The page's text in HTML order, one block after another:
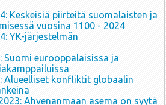
Keskeisiä piirteitä suomalaisten ja
vuosina 1100 - 2024
YK-järjestelmän
Suomi eurooppalaisissa ja
Alueelliset konfliktit globaalin
Ahvenanmaan asema on syytä